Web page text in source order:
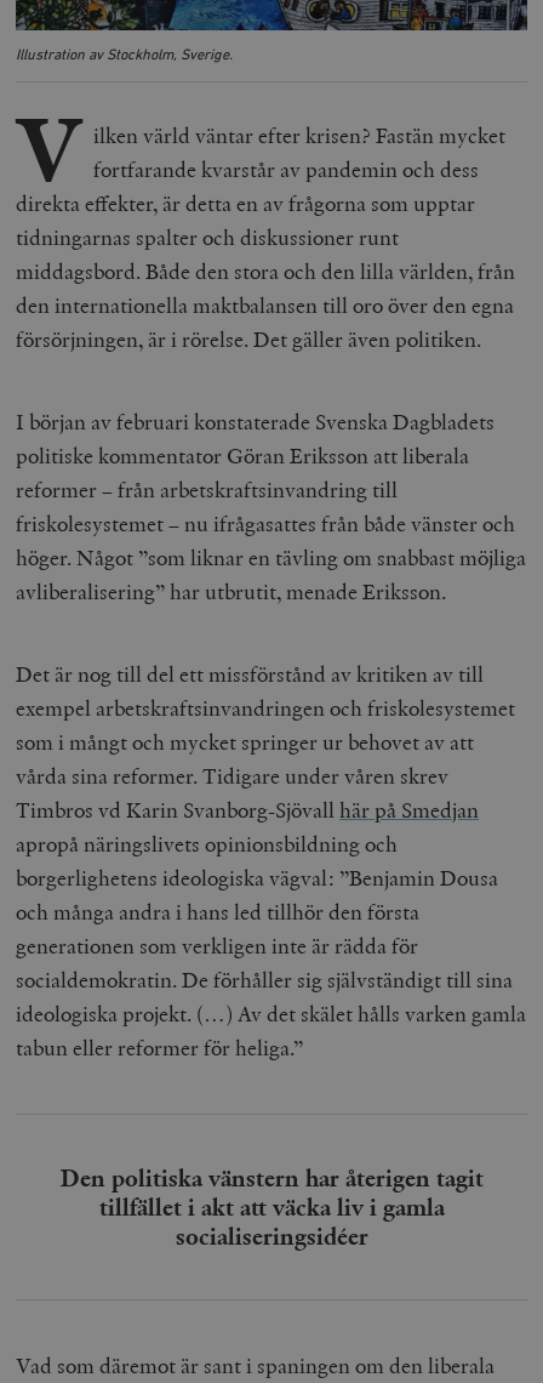
Illustration av Stockholm, Sverige.
V ilken värld väntar efter krisen? Fastän mycket
fortfarande kvarstår av pandemin och dess
direkta effekter, är detta en av frågorna som upptar
tidningarnas spalter och diskussioner runt
middagsbord. Både den stora och den lilla världen, från
den internationella maktbalansen till oro över den egna
försörjningen, är i rörelse. Det gäller även politiken.
I början av februari konstaterade Svenska Dagbladets
politiske kommentator Göran Eriksson att liberala
reformer – från arbetskraftsinvandring till
friskolesystemet – nu ifrågasattes från både vänster och
höger. Något ”som liknar en tävling om snabbast möjliga
avliberalisering” har utbrutit, menade Eriksson.
Det är nog till del ett missförstånd av kritiken av till
exempel arbetskraftsinvandringen och friskolesystemet
som i mångt och mycket springer ur behovet av att
vårda sina reformer. Tidigare under våren skrev
Timbros vd Karin Svanborg-Sjövall här på Smedjan
apropå näringslivets opinionsbildning och
borgerlighetens ideologiska vägval: ”Benjamin Dousa
och många andra i hans led tillhör den första
generationen som verkligen inte är rädda för
socialdemokratin. De förhåller sig självständigt till sina
ideologiska projekt. (…) Av det skälet hålls varken gamla
tabun eller reformer för heliga.”
Den politiska vänstern har återigen tagit
tillfället i akt att väcka liv i gamla
socialiseringsidéer
Vad som däremot är sant i spaningen om den liberala